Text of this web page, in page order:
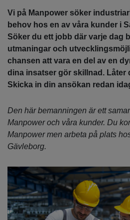
Vi på Manpower söker
behov hos en av våra kunder i
Söker du ett jobb där varje dag
utmaningar och
chansen att vara en del av en
dina insatser gör skillnad. Låter
Skicka in din ansökan redan
Den här bemanningen är ett
Manpower och våra kunder. Du
Manpower men arbeta på plats
Gävleborg.